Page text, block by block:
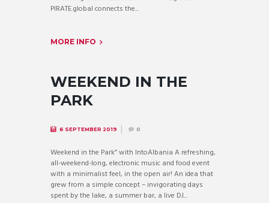
PIRATE.global connects the...
MORE INFO
WEEKEND IN THE
PARK
6 SEPTEMBER 2019 0
Weekend in the Park” with IntoAlbania A refreshing,
all-weekend-long, electronic music and food event
with a minimalist feel, in the open air! An idea that
grew from a simple concept – invigorating days
spent by the lake, a summer bar, a live DJ...